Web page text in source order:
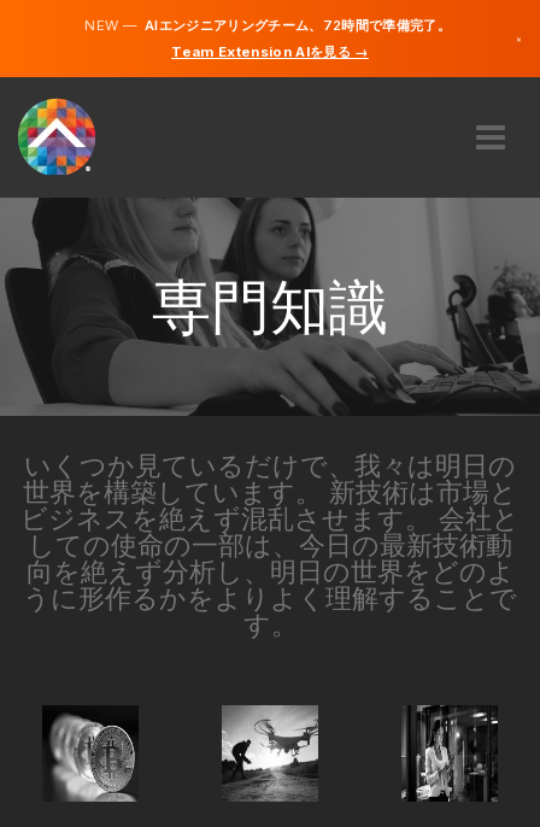
NEW —AIエンジニアリングチーム、72時間で準備完了。
Team Extension AIを見る →
×
私たちに関しては
専門知識
どのように機能するのですか？
雇う
日本
開始する
専門知識
いくつか見ているだけで、我々は明日の
世界を構築しています。 新技術は市場と
ビジネスを絶えず混乱させます。 会社と
しての使命の一部は、今日の最新技術動
向を絶えず分析し、明日の世界をどのよ
うに形作るかをよりよく理解することで
す。